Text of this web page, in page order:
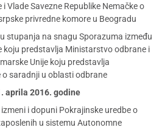
i Vlade Savezne Republike Nemačke o
privredne komore u Beogradu
stupanja na snagu Sporazuma između
koju predstavlja Ministarstvo odbrane i
Unije koju predstavlja
saradnji u oblasti odbrane
aprila 2016. godine
i dopuni Pokrajinske uredbe o
u sistemu Autonomne